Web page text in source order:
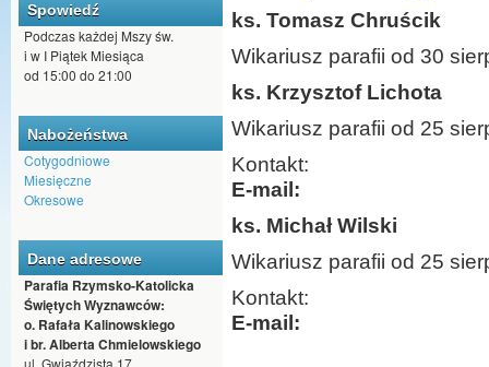
Spowiedź
Podczas każdej Mszy św.
i w I Piątek Miesiąca
od 15:00 do 21:00
Nabożeństwa
Cotygodniowe
Miesięczne
Okresowe
Dane adresowe
Parafia Rzymsko-Katolicka
Świętych Wyznawców:
o. Rafała Kalinowskiego
i br. Alberta Chmielowskiego
ul. Gwiaździsta 17
ks. Tomasz Chruścik
Wikariusz parafii od 30
ks. Krzysztof Lichota
Wikariusz parafii od 25
Kontakt:
E-mail:
ks. Michał Wilski
Wikariusz parafii od 25
Kontakt:
E-mail: